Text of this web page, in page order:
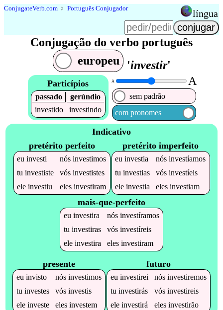
ConjugateVerb.com ﹥ Português Conjugador língua
Conjugação do verbo português
europeu
'investir'
Particípios
passado
gerúndio
investido
investindo
A A
sem padrão
com pronomes
Indicativo
pretérito perfeito
euinvesti nósinvestimos
tuinvestiste vósinvestistes
eleinvestiu elesinvestiram
pretérito imperfeito
euinvestia nósinvestíamos
tuinvestias vósinvestíeis
eleinvestia elesinvestiam
mais-que-perfeito
eu investira nós investíramos
tu investiras vós investíreis
ele investira eles investiram
presente
eu invisto nós investimos
tu investes vós investis
ele investe eles investem
futuro
eu investirei nós investiremos
tu investirás vós investireis
ele investirá eles investirão